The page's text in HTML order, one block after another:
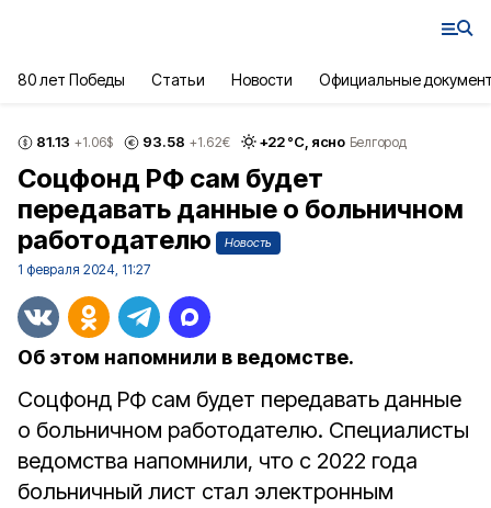
80 лет Победы Статьи Новости Официальные
81.13 +1.06$ 93.58 +1.62€ +22°С, ясно Белгород
Соцфонд РФ сам будет
передавать данные о больничном
работодателю
Новость
1 февраля 2024, 11:27
Об этом напомнили в ведомстве.
Соцфонд РФ сам будет передавать данные
о больничном работодателю. Специалисты
ведомства напомнили, что с 2022 года
больничный лист стал электронным